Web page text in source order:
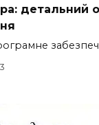
детальний